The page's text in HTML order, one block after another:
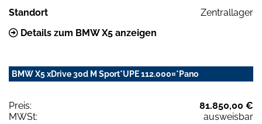
Standort
Zentrallager
Details zum BMW X5 anzeigen
BMW X5 xDrive 30d M Sport*UPE 112.000¤*Pano
Preis:
81.850,00 €
MWSt:
ausweisbar